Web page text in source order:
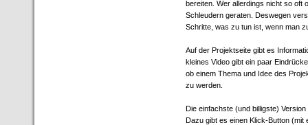
bereiten. Wer allerdings nicht so oft
Schleudern geraten. Deswegen
Schritte, was zu tun ist, wenn man
Auf der Projektseite gibt es
kleines Video gibt ein paar
ob einem Thema und Idee des
zu werden.
Die einfachste (und billigste)
Dazu gibt es einen Klick-Button